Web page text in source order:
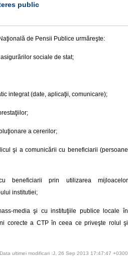
public
de Pensii Publice urmăreşte:
sociale de stat;
integrat (date, aplicaţii, comunicare);
a cererilor;
şi a comunicării cu beneficiarii (persoane
beneficiarii prin utilizarea mijloacelor
institutiei;
media şi cu instituţiile publice locale în
corecte a CTP în ceea ce priveşte rolul şi
Data ultimei modificari :J, 26 Sep 2013 17:47:47 +0300